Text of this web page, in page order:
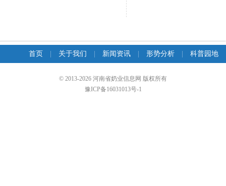
首页 关于我们 新闻资讯 形势分析 科普园地
© 2013-2026 河南省奶业信息网 版权所有
豫ICP备16031013号-1